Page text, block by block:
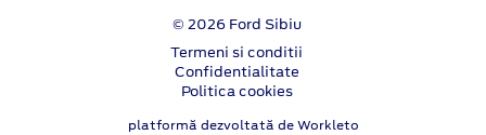
© 2026 Ford Sibiu
Termeni si conditii
Confidentialitate
Politica cookies
platformă dezvoltată de Workleto